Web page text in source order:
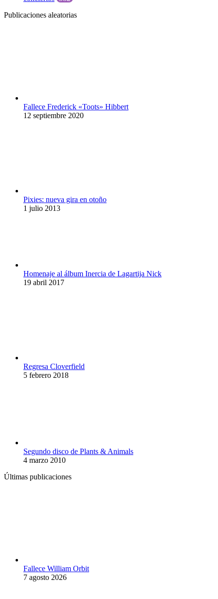
Publicaciones aleatorias
Fallece Frederick «Toots» Hibbert
12 septiembre 2020
Pixies: nueva gira en otoño
1 julio 2013
Homenaje al álbum Inercia de Lagartija Nick
19 abril 2017
Regresa Cloverfield
5 febrero 2018
Segundo disco de Plants & Animals
4 marzo 2010
Últimas publicaciones
Fallece William Orbit
7 agosto 2026